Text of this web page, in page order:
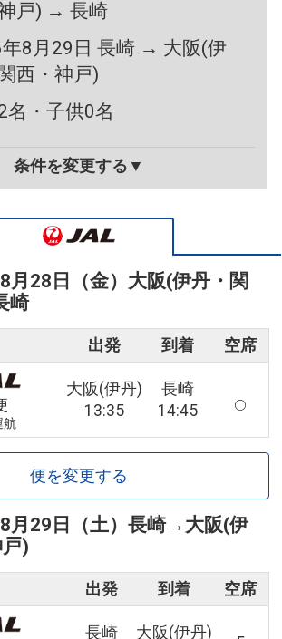
戸) → 長崎
8月29日 長崎 → 大阪(伊
西・神戸)
名・子供0名
条件を変更する▼
月28日（金） 大阪(伊丹・関
崎
出発 到着 空席
大阪(伊丹)
13:35
長崎
14:45
便を変更する
月29日（土） 長崎→ 大阪(伊
)
出発 到着 空席
長崎
大阪(伊丹)